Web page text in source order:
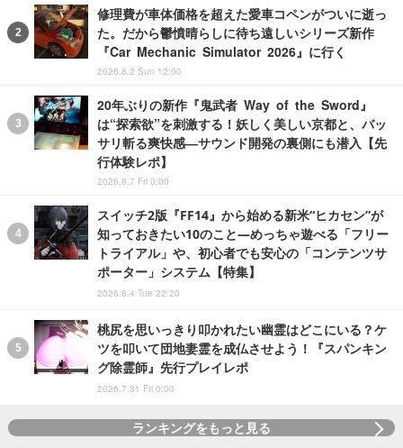
修理費が車体価格を超えた愛車コペンがついに逝っ
た。だから鬱憤晴らしに待ち遠しいシリーズ新作
『Car Mechanic Simulator 2026』に行く
2026.8.2 Sun 12:00
20年ぶりの新作『鬼武者 Way of the Sword』
は“探索欲”を刺激する！妖しく美しい京都と、バッ
サリ斬る爽快感―サウンド開発の裏側にも潜入【先
行体験レポ】
2026.8.7 Fri 0:00
スイッチ2版『FF14』から始める新米“ヒカセン”が
知っておきたい10のこと―めっちゃ遊べる「フリー
トライアル」や、初心者でも安心の「コンテンツサ
ポーター」システム【特集】
2026.8.4 Tue 22:20
桃尻を思いっきり叩かれたい幽霊はどこにいる？ケ
ツを叩いて団地妻霊を成仏させよう！『スパンキン
グ除霊師』先行プレイレポ
2026.7.31 Fri 0:00
ランキングをもっと見る